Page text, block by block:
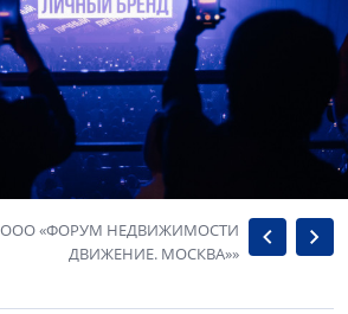
ООО «ФОРУМ НЕДВИЖИМОСТИ
ДВИЖЕНИЕ. МОСКВА»»